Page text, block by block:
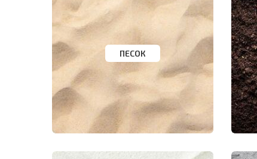
ПЕСОК